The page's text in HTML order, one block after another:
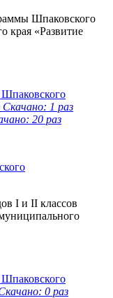
Шпаковского
края «Развитие
1 раз
20 раз
I и II классов
0 раз